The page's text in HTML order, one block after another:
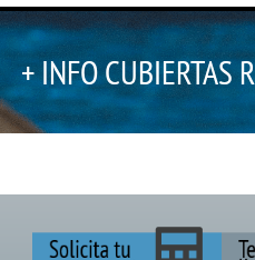
+ INFO CUBIERTAS